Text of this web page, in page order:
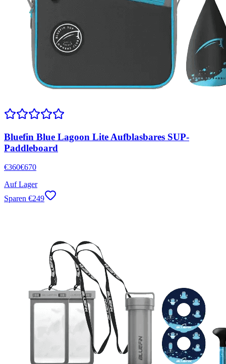
Bluefin Blue Lagoon Lite Aufblasbares SUP-
Paddleboard
€360€670
Auf Lager
Sparen €249